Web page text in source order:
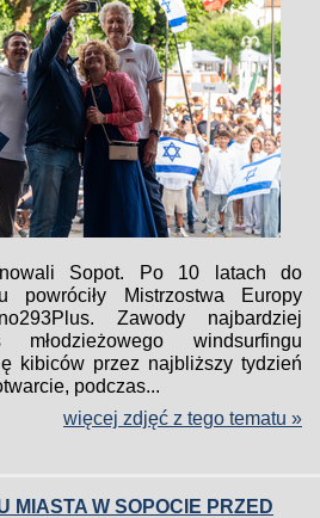
Sopot. Po 10 latach do
powróciły Mistrzostwa Europy
Zawody najbardziej
windsurfingu
kibiców przez najbliższy tydzień
podczas...
więcej zdjęć z tego tematu »
MIASTA W SOPOCIE PRZED